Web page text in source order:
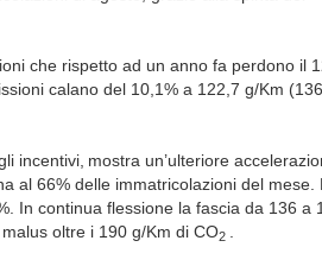
che rispetto ad un anno fa perdono il
calano del 10,1% a 122,7 g/Km
incentivi, mostra un’ulteriore
al 66% delle immatricolazioni del mese.
In continua flessione la fascia da 136 a
oltre i 190 g/Km di CO2